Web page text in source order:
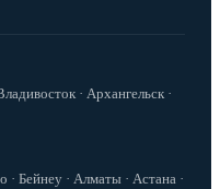
· Архангельск ·
· Бейнеу · Алматы · Астана ·